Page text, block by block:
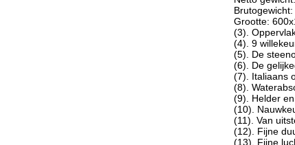
Grootte:
(3).
(4). 9
(5). De
(6). De
(7). Italiaans
(8).
(9). Helder
(10).
(11). Van
(12). Fijne
(13). Fijne